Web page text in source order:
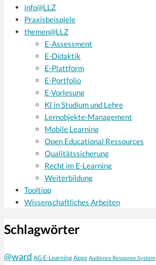
info@LLZ
Praxisbeispiele
themen@LLZ
E-Assessment
E-Didaktik
E-Plattform
E-Portfolio
E-Vorlesung
KI in Studium und Lehre
Lernobjekte-Management
Mobile Learning
Open Educational Ressources
Qualitätssicherung
Recht im E-Learning
Weiterbildung
Tooltipp
Wissenschaftliches Arbeiten
Schlagwörter
@ward AG E-Learning Apps Audience Response System